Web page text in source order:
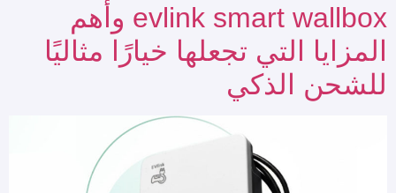
evlink smart wallbox وأهم
المزايا التي تجعلها خيارًا مثاليًا
للشحن الذكي